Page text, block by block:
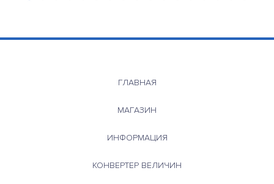
ГЛАВНАЯ
МАГАЗИН
ИНФОРМАЦИЯ
КОНВЕРТЕР ВЕЛИЧИН